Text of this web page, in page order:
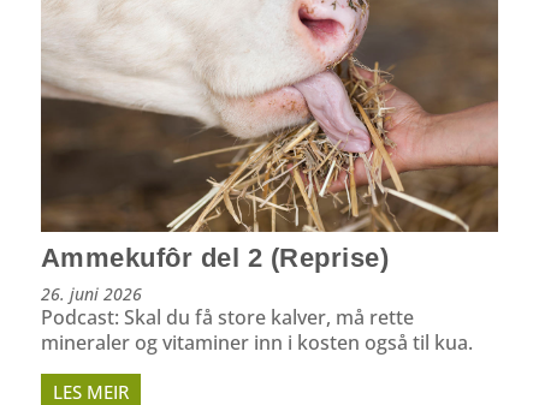
Ammekufôr del 2 (Reprise)
26. juni 2026
Podcast: Skal du få store kalver, må rette
mineraler og vitaminer inn i kosten også til kua.
LES MEIR